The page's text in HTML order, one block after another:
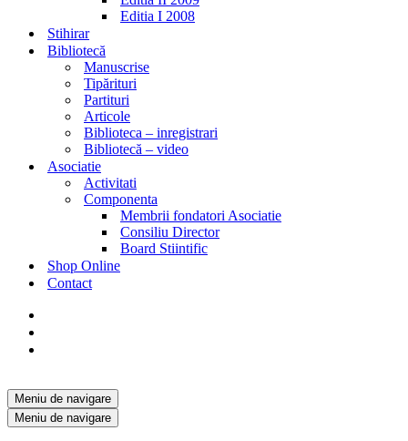
Editia I 2008
Stihirar
Bibliotecă
Manuscrise
Tipărituri
Partituri
Articole
Biblioteca – inregistrari
Bibliotecă – video
Asociatie
Activitati
Componenta
Membrii fondatori Asociatie
Consiliu Director
Board Stiintific
Shop Online
Contact
Meniu de navigare
Meniu de navigare